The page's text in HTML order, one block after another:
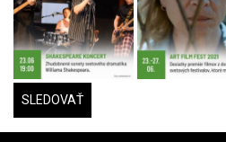
SLEDOVAŤ